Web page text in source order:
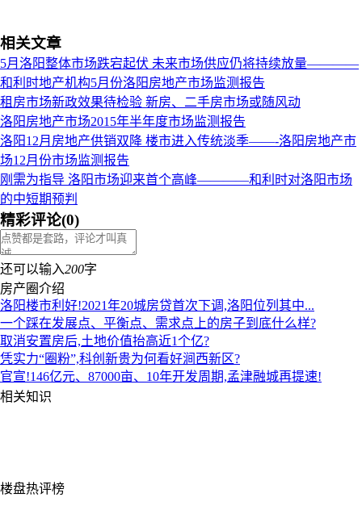
相关文章
5月洛阳整体市场跌宕起伏 未来市场供应仍将持续放量————
和利时地产机构5月份洛阳房地产市场监测报告
租房市场新政效果待检验 新房、二手房市场或随风动
洛阳房地产市场2015年半年度市场监测报告
洛阳12月房地产供销双降 楼市进入传统淡季——-洛阳房地产市
场12月份市场监测报告
刚需为指导 洛阳市场迎来首个高峰————和利时对洛阳市场
的中短期预判
精彩评论(0)
还可以输入200字
房产圈介绍
洛阳楼市利好!2021年20城房贷首次下调,洛阳位列其中...
一个踩在发展点、平衡点、需求点上的房子到底什么样?
取消安置房后,土地价值抬高近1个亿?
凭实力“圈粉”,科创新贵为何看好涧西新区?
官宣!146亿元、87000亩、10年开发周期,孟津融城再提速!
相关知识
楼盘热评榜